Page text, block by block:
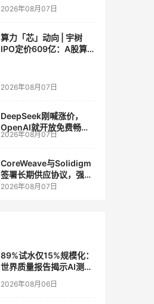
2026年08月07日
算力「芯」动向 | 宇树
IPO定价609亿：A股算力
2026年08月07日
DeepSeek刚喊涨价，
OpenAI就开放免费畅
聊？大模型定价的平行宇
2026年08月07日
CoreWeave与Solidigm
签署长期供应协议，强化
一体化人工智能云平台
2026年08月07日
89%试水仅15%规模化：
世界质量报告揭示AI测
试"落地鸿沟"
2026年08月06日